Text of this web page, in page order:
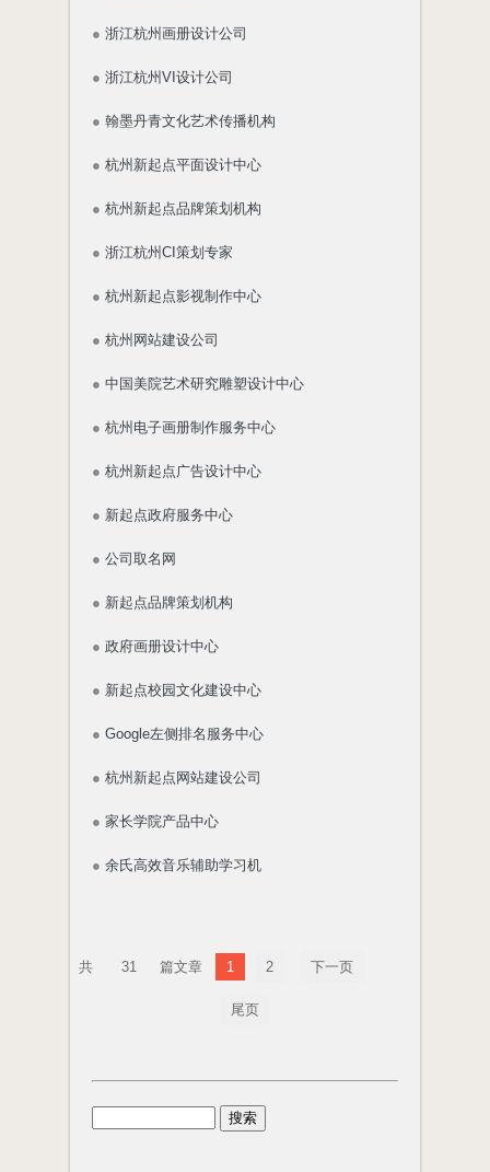
● 浙江杭州画册设计公司
● 浙江杭州VI设计公司
● 翰墨丹青文化艺术传播机构
● 杭州新起点平面设计中心
● 杭州新起点品牌策划机构
● 浙江杭州CI策划专家
● 杭州新起点影视制作中心
● 杭州网站建设公司
● 中国美院艺术研究雕塑设计中心
● 杭州电子画册制作服务中心
● 杭州新起点广告设计中心
● 新起点政府服务中心
● 公司取名网
● 新起点品牌策划机构
● 政府画册设计中心
● 新起点校园文化建设中心
● Google左侧排名服务中心
● 杭州新起点网站建设公司
● 家长学院产品中心
● 余氏高效音乐辅助学习机
31 1 2 下一页
尾页